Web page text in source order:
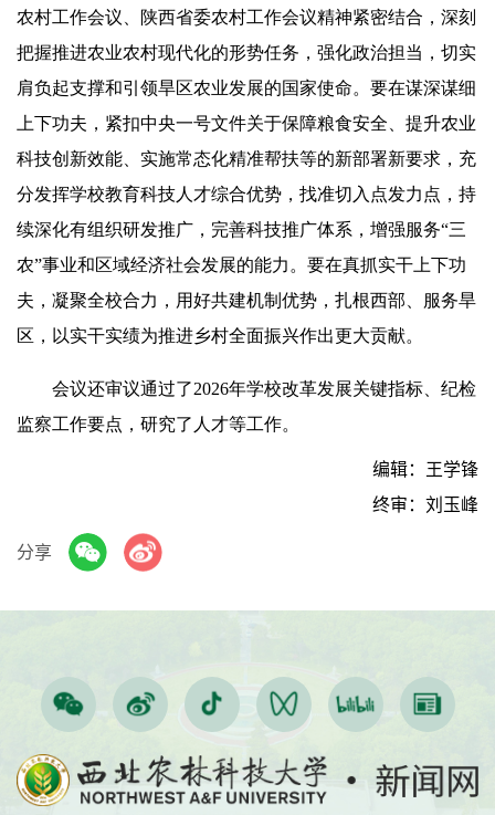
农村工作会议、陕西省委农村工作会议精神紧密结合，深刻
把握推进农业农村现代化的形势任务，强化政治担当，切实
肩负起支撑和引领旱区农业发展的国家使命。要在谋深谋细
上下功夫，紧扣中央一号文件关于保障粮食安全、提升农业
科技创新效能、实施常态化精准帮扶等的新部署新要求，充
分发挥学校教育科技人才综合优势，找准切入点发力点，持
续深化有组织研发推广，完善科技推广体系，增强服务“三
农”事业和区域经济社会发展的能力。要在真抓实干上下功
夫，凝聚全校合力，用好共建机制优势，扎根西部、服务旱
区，以实干实绩为推进乡村全面振兴作出更大贡献。
会议还审议通过了2026年学校改革发展关键指标、纪检
监察工作要点，研究了人才等工作。
编辑：王学锋
终审：刘玉峰
分享